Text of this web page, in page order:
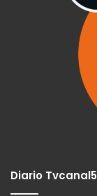
Diario Tvcanal5